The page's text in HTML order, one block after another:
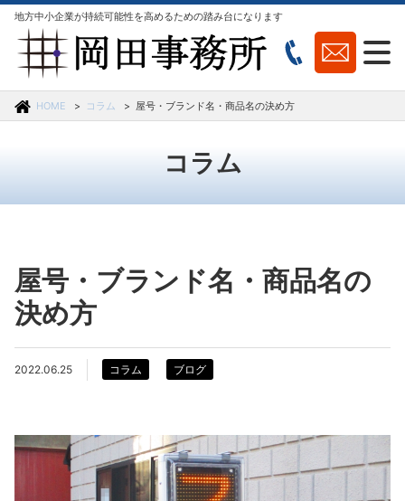
地方中小企業が持続可能性を高めるための踏み台になります
HOME コラム 屋号・ブランド名・商品名の決め方
コラム
屋号・ブランド名・商品名の
決め方
2022.06.25 コラム ブログ